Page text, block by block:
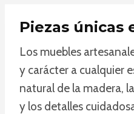
Piezas únicas
Los muebles
y carácter a cualquier
natural de la madera,
y los detalles